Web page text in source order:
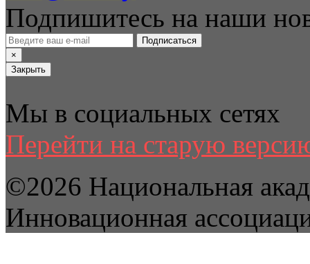
Подпишитесь на наши
Подписаться
×
Закрыть
Мы в социальных сетях
Перейти на старую
©2026 Национальная
Инновационная